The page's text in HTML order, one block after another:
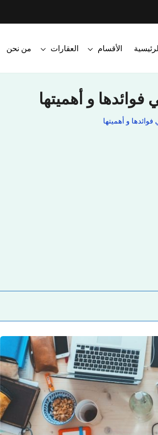
الأقسام العقارات من نحن
و أهميتها
و أهميتها